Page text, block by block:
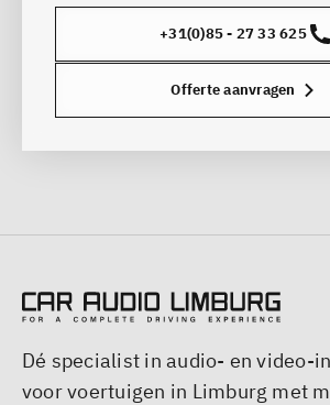
+31(0)85 - 27 33 625
Offerte aanvragen
Dé specialist in audio- en video-
voor voertuigen in Limburg met